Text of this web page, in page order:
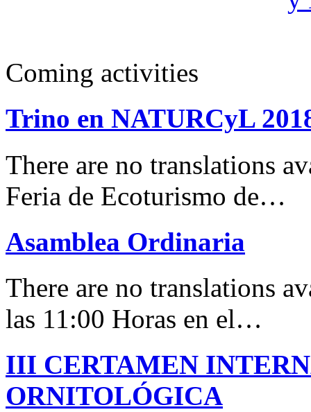
Coming activities
Trino en NATURCyL
There are no translations
Feria de Ecoturismo de…
Asamblea Ordinaria
There are no translations
las 11:00 Horas en el…
III CERTAMEN
ORNITOLÓGICA